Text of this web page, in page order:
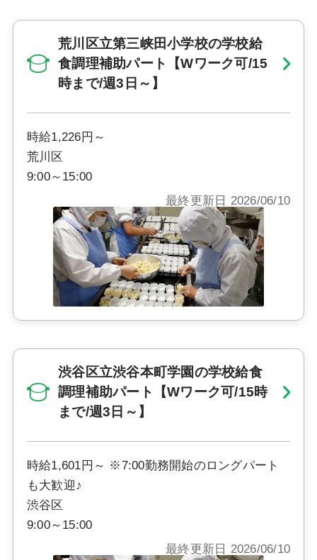
荒川区立第三峡田小学校の学校給
食調理補助パート【Wワーク可/15
時まで/週3日～】
時給1,226円～
荒川区
9:00～15:00
最終更新日 2026/06/10
渋谷区立渋谷本町学園の学校給食
調理補助パート【Wワーク可/15時
まで/週3日～】
時給1,601円～ ※7:00勤務開始のロングパート
も大歓迎♪
渋谷区
9:00～15:00
最終更新日 2026/06/10